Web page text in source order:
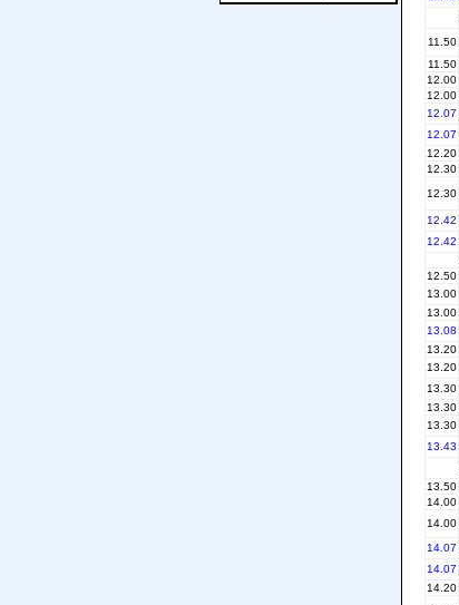
11.50
11.50
12.00
12.00
12.07
12.07
12.20
12.30
12.30
12.42
12.42
12.50
13.00
13.00
13.08
13.20
13.20
13.30
13.30
13.30
13.43
13.50
14.00
14.00
14.07
14.07
14.20